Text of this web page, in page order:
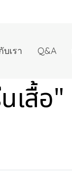
บเรา Q&A
เสื้อ"